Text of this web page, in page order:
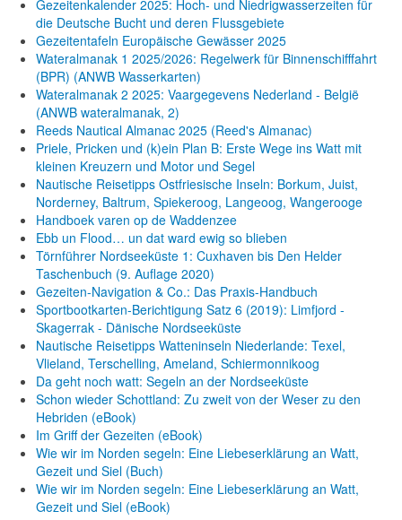
Gezeitenkalender 2025: Hoch- und Niedrigwasserzeiten für
die Deutsche Bucht und deren Flussgebiete
Gezeitentafeln Europäische Gewässer 2025
Wateralmanak 1 2025/2026: Regelwerk für Binnenschifffahrt
(BPR) (ANWB Wasserkarten)
Wateralmanak 2 2025: Vaargegevens Nederland - België
(ANWB wateralmanak, 2)
Reeds Nautical Almanac 2025 (Reed's Almanac)
Priele, Pricken und (k)ein Plan B: Erste Wege ins Watt mit
kleinen Kreuzern und Motor und Segel
Nautische Reisetipps Ostfriesische Inseln: Borkum, Juist,
Norderney, Baltrum, Spiekeroog, Langeoog, Wangerooge
Handboek varen op de Waddenzee
Ebb un Flood… un dat ward ewig so blieben
Törnführer Nordseeküste 1: Cuxhaven bis Den Helder
Taschenbuch (9. Auflage 2020)
Gezeiten-Navigation & Co.: Das Praxis-Handbuch
Sportbootkarten-Berichtigung Satz 6 (2019): Limfjord -
Skagerrak - Dänische Nordseeküste
Nautische Reisetipps Watteninseln Niederlande: Texel,
Vlieland, Terschelling, Ameland, Schiermonnikoog
Da geht noch watt: Segeln an der Nordseeküste
Schon wieder Schottland: Zu zweit von der Weser zu den
Hebriden (eBook)
Im Griff der Gezeiten (eBook)
Wie wir im Norden segeln: Eine Liebeserklärung an Watt,
Gezeit und Siel (Buch)
Wie wir im Norden segeln: Eine Liebeserklärung an Watt,
Gezeit und Siel (eBook)